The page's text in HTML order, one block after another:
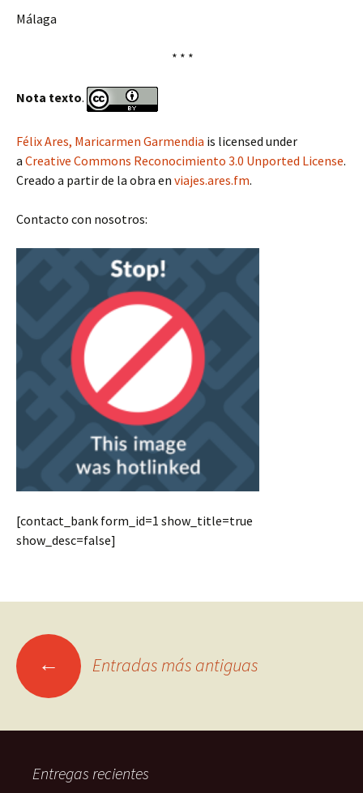
Málaga
* * *
Nota texto.
Félix Ares, Maricarmen Garmendia is licensed under
a Creative Commons Reconocimiento 3.0 Unported License.
Creado a partir de la obra en viajes.ares.fm.
Contacto con nosotros:
[contact_bank form_id=1 show_title=true
show_desc=false]
Ir
las
← Entradas más antiguas
Entregas recientes